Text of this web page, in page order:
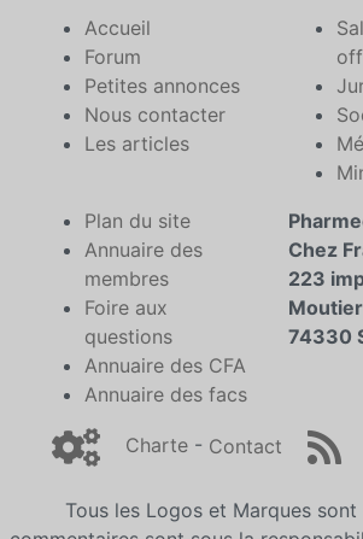
Accueil
Forum
Petites annonces
Nous contacter
Les articles
Plan du site
Annuaire des
membres
Foire aux
questions
Annuaire des CFA
Annuaire des facs
Chez
223
Moutier
74330
Charte - Contact
Tous les Logos et Marques sont